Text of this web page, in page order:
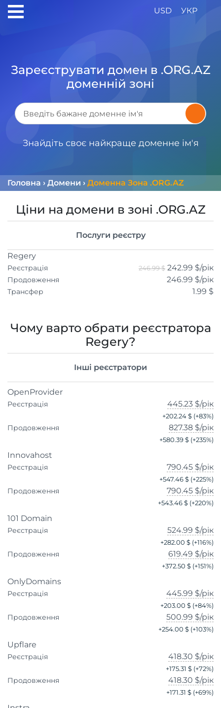
USD УКР
Зареєструвати домен в .ORG.AZ
доменній зоні
Знайдіть своє найкраще доменне ім'я
Головна › Домени › Доменна Зона .ORG.AZ
Ціни на домени в зоні .ORG.AZ
Послуги реєстру
Regery
Реєстрація 246.99 $ 242.99 $/рік
Продовження 246.99 $/рік
Трансфер 1.99 $
Чому варто обрати реєстратора
Regery?
Інші реєстратори
OpenProvider
Реєстрація 445.23 $/рік
+202.24 $ (+83%)
Продовження 827.38 $/рік
+580.39 $ (+235%)
Innovahost
Реєстрація 790.45 $/рік
+547.46 $ (+225%)
Продовження 790.45 $/рік
+543.46 $ (+220%)
101 Domain
Реєстрація 524.99 $/рік
+282.00 $ (+116%)
Продовження 619.49 $/рік
+372.50 $ (+151%)
OnlyDomains
Реєстрація 445.99 $/рік
+203.00 $ (+84%)
Продовження 500.99 $/рік
+254.00 $ (+103%)
Upflare
Реєстрація 418.30 $/рік
+175.31 $ (+72%)
Продовження 418.30 $/рік
+171.31 $ (+69%)